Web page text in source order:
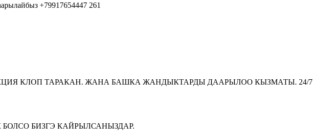
+79917654447 261
КЛОП ТАРАКАН. ЖАНА БАШКА ЖАНДЫКТАРДЫ ДААРЫЛОО КЫЗМАТЫ. 24/7
БОЛСО БИЗГЭ КАЙРЫЛСАНЫЗДАР.